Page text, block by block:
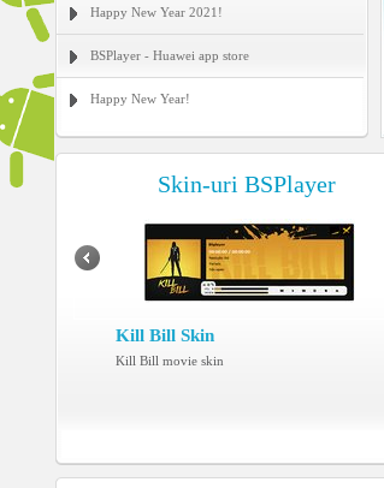
Happy New Year 2021!
BSPlayer - Huawei app store
Happy New Year!
Skin-uri BSPlayer
Kill Bill Skin
Kill Bill movie skin